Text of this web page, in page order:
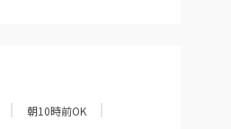
朝10時前OK